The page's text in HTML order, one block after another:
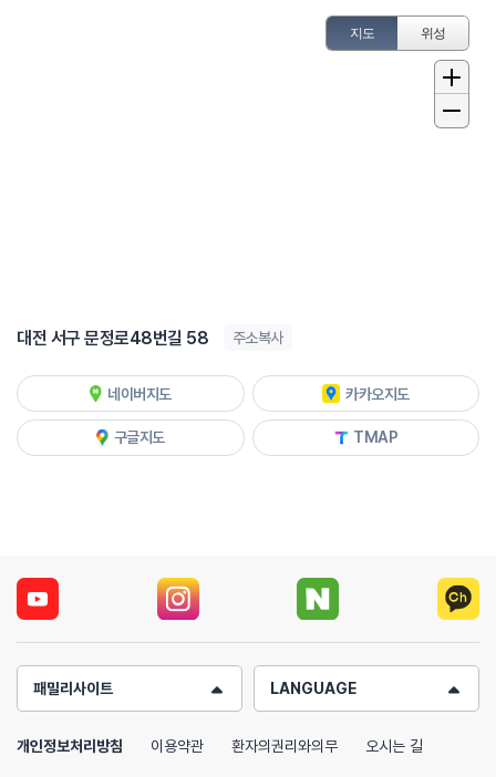
지도 위성
대전 서구 문정로48번길 58 주소복사
네이버지도 카카오지도
구글지도 TMAP
패밀리사이트 LANGUAGE
개인정보처리방침 이용약관 환자의권리와의무 오시는 길